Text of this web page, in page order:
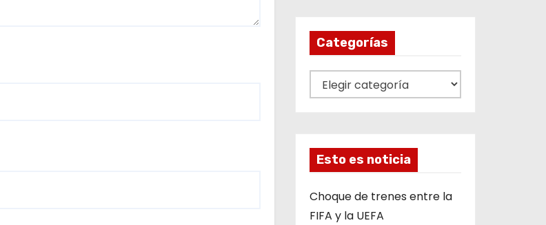
Categorías
a
o
r
í
Esto es noticia
Choque de trenes entre la
FIFA y la UEFA